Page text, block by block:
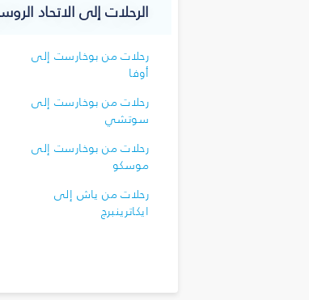
الرحلات إلى الاتحاد
رحلات من بوخارست إلى
أوفا
رحلات من بوخارست إلى
سوتشي
رحلات من بوخارست إلى
موسكو
رحلات من ياش إلى
ايكاترينبرج